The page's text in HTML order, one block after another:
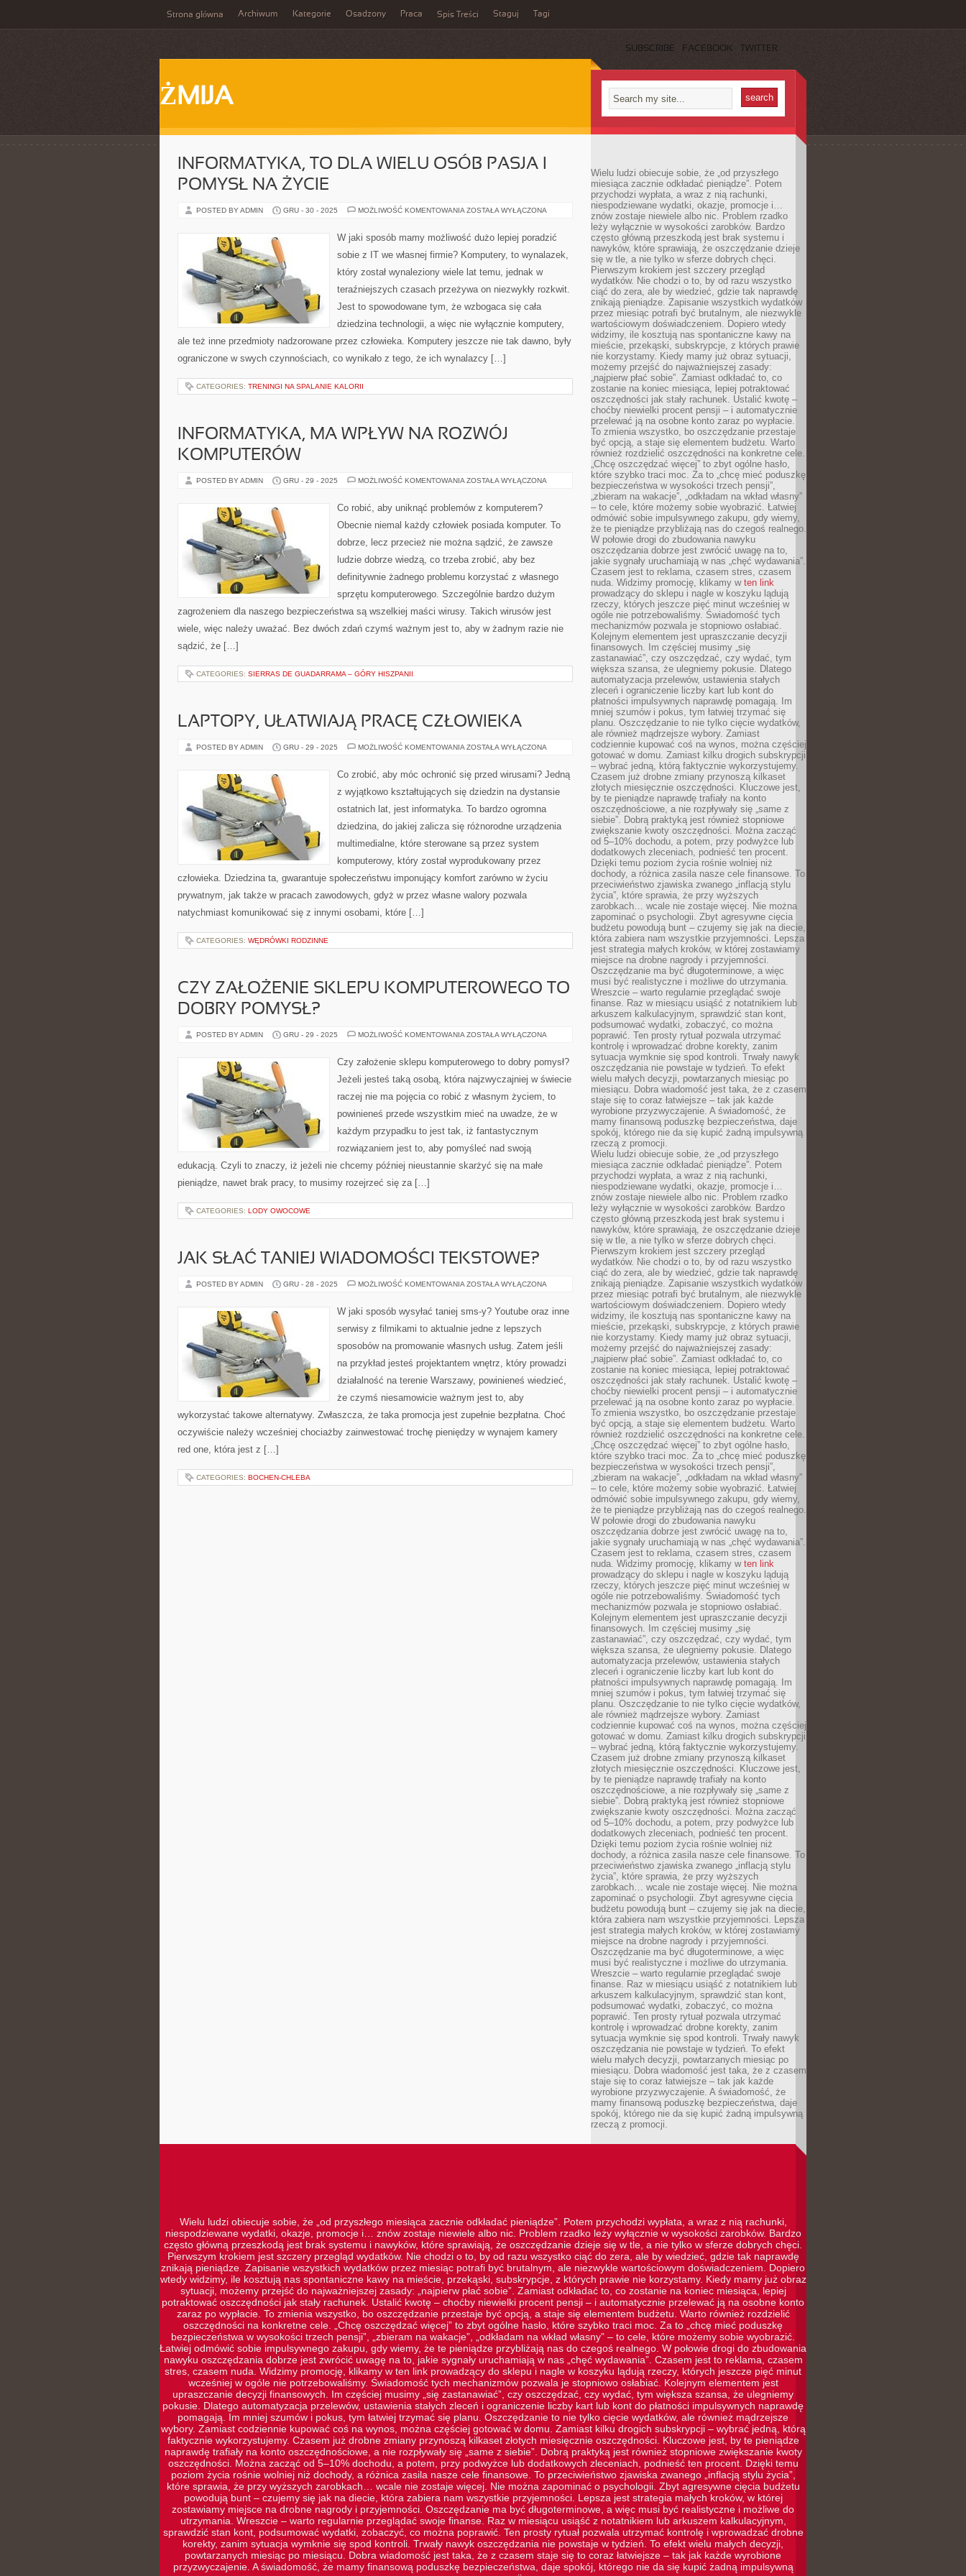
Strona główna Archiwum Kategorie Osadzony Praca Spis Treści Staguj Tagi
SUBSCRIBE FACEBOOK TWITTER
ŻMIJA
INFORMATYKA, TO DLA WIELU OSÓB PASJA I
POMYSŁ NA ŻYCIE
POSTED BY ADMIN GRU - 30 - 2025 MOŻLIWOŚĆ KOMENTOWANIA INFORMATYKA,
WIELU
OSÓB
I
NA
ZOSTAŁA WYŁĄCZONA
W jaki sposób mamy możliwość dużo lepiej poradzić
sobie z IT we własnej firmie? Komputery, to wynalazek,
który został wynaleziony wiele lat temu, jednak w
teraźniejszych czasach przeżywa on niezwykły rozkwit.
Jest to spowodowane tym, że wzbogaca się cała
dziedzina technologii, a więc nie wyłącznie komputery,
ale też inne przedmioty nadzorowane przez człowieka. Komputery jeszcze nie tak dawno, były
ograniczone w swych czynnościach, co wynikało z tego, że ich wynalazcy […]
CATEGORIES: TRENINGI NA SPALANIE KALORII
INFORMATYKA, MA WPŁYW NA ROZWÓJ
KOMPUTERÓW
POSTED BY ADMIN GRU - 29 - 2025 MOŻLIWOŚĆ KOMENTOWANIA INFORMATYKA,
NA
ROZWÓJ
ZOSTAŁA WYŁĄCZONA
Co robić, aby uniknąć problemów z komputerem?
Obecnie niemal każdy człowiek posiada komputer. To
dobrze, lecz przecież nie można sądzić, że zawsze
ludzie dobrze wiedzą, co trzeba zrobić, aby bez
definitywnie żadnego problemu korzystać z własnego
sprzętu komputerowego. Szczególnie bardzo dużym
zagrożeniem dla naszego bezpieczeństwa są wszelkiej maści wirusy. Takich wirusów jest
wiele, więc należy uważać. Bez dwóch zdań czymś ważnym jest to, aby w żadnym razie nie
sądzić, że […]
CATEGORIES: SIERRAS DE GUADARRAMA – GÓRY HISZPANII
LAPTOPY, UŁATWIAJĄ PRACĘ CZŁOWIEKA
POSTED BY ADMIN GRU - 29 - 2025 MOŻLIWOŚĆ KOMENTOWANIA LAPTOPY,
CZŁOWIEKA
ZOSTAŁA WYŁĄCZONA
Co zrobić, aby móc ochronić się przed wirusami? Jedną
z wyjątkowo kształtujących się dziedzin na dystansie
ostatnich lat, jest informatyka. To bardzo ogromna
dziedzina, do jakiej zalicza się różnorodne urządzenia
multimedialne, które sterowane są przez system
komputerowy, który został wyprodukowany przez
człowieka. Dziedzina ta, gwarantuje społeczeństwu imponujący komfort zarówno w życiu
prywatnym, jak także w pracach zawodowych, gdyż w przez własne walory pozwala
natychmiast komunikować się z innymi osobami, które […]
CATEGORIES: WĘDRÓWKI RODZINNE
CZY ZAŁOŻENIE SKLEPU KOMPUTEROWEGO TO
DOBRY POMYSŁ?
POSTED BY ADMIN GRU - 29 - 2025 MOŻLIWOŚĆ KOMENTOWANIA CZY
KOMPUTEROWEGO
TO
POMYSŁ?
ZOSTAŁA WYŁĄCZONA
Czy założenie sklepu komputerowego to dobry pomysł?
Jeżeli jesteś taką osobą, która najzwyczajniej w świecie
raczej nie ma pojęcia co robić z własnym życiem, to
powinieneś przede wszystkim mieć na uwadze, że w
każdym przypadku to jest tak, iż fantastycznym
rozwiązaniem jest to, aby pomyśleć nad swoją
edukacją. Czyli to znaczy, iż jeżeli nie chcemy później nieustannie skarżyć się na małe
pieniądze, nawet brak pracy, to musimy rozejrzeć się za […]
CATEGORIES: LODY OWOCOWE
JAK SŁAĆ TANIEJ WIADOMOŚCI TEKSTOWE?
POSTED BY ADMIN GRU - 28 - 2025 MOŻLIWOŚĆ KOMENTOWANIA JAK
WIADOMOŚCI
TEKSTOWE?
ZOSTAŁA WYŁĄCZONA
W jaki sposób wysyłać taniej sms-y? Youtube oraz inne
serwisy z filmikami to aktualnie jedne z lepszych
sposobów na promowanie własnych usług. Zatem jeśli
na przykład jesteś projektantem wnętrz, który prowadzi
działalność na terenie Warszawy, powinieneś wiedzieć,
że czymś niesamowicie ważnym jest to, aby
wykorzystać takowe alternatywy. Zwłaszcza, że taka promocja jest zupełnie bezpłatna. Choć
oczywiście należy wcześniej chociażby zainwestować trochę pieniędzy w wynajem kamery
red one, która jest z […]
CATEGORIES: BOCHEN-CHLEBA
Wielu ludzi obiecuje sobie, że „od przyszłego
miesiąca zacznie odkładać pieniądze”. Potem
przychodzi wypłata, a wraz z nią rachunki,
niespodziewane wydatki, okazje, promocje i…
znów zostaje niewiele albo nic. Problem rzadko
leży wyłącznie w wysokości zarobków. Bardzo
często główną przeszkodą jest brak systemu i
nawyków, które sprawiają, że oszczędzanie dzieje
się w tle, a nie tylko w sferze dobrych chęci.
Pierwszym krokiem jest szczery przegląd
wydatków. Nie chodzi o to, by od razu wszystko
ciąć do zera, ale by wiedzieć, gdzie tak naprawdę
znikają pieniądze. Zapisanie wszystkich wydatków
przez miesiąc potrafi być brutalnym, ale niezwykle
wartościowym doświadczeniem. Dopiero wtedy
widzimy, ile kosztują nas spontaniczne kawy na
mieście, przekąski, subskrypcje, z których prawie
nie korzystamy. Kiedy mamy już obraz sytuacji,
możemy przejść do najważniejszej zasady:
„najpierw płać sobie”. Zamiast odkładać to, co
zostanie na koniec miesiąca, lepiej potraktować
oszczędności jak stały rachunek. Ustalić kwotę –
choćby niewielki procent pensji – i automatycznie
przelewać ją na osobne konto zaraz po wypłacie.
To zmienia wszystko, bo oszczędzanie przestaje
być opcją, a staje się elementem budżetu. Warto
również rozdzielić oszczędności na konkretne cele.
„Chcę oszczędzać więcej” to zbyt ogólne hasło,
które szybko traci moc. Za to „chcę mieć poduszkę
bezpieczeństwa w wysokości trzech pensji”,
„zbieram na wakacje”, „odkładam na wkład własny”
– to cele, które możemy sobie wyobrazić. Łatwiej
odmówić sobie impulsywnego zakupu, gdy wiemy,
że te pieniądze przybliżają nas do czegoś realnego.
W połowie drogi do zbudowania nawyku
oszczędzania dobrze jest zwrócić uwagę na to,
jakie sygnały uruchamiają w nas „chęć wydawania”.
Czasem jest to reklama, czasem stres, czasem
nuda. Widzimy promocję, klikamy w ten link
prowadzący do sklepu i nagle w koszyku lądują
rzeczy, których jeszcze pięć minut wcześniej w
ogóle nie potrzebowaliśmy. Świadomość tych
mechanizmów pozwala je stopniowo osłabiać.
Kolejnym elementem jest upraszczanie decyzji
finansowych. Im częściej musimy „się
zastanawiać”, czy oszczędzać, czy wydać, tym
większa szansa, że ulegniemy pokusie. Dlatego
automatyzacja przelewów, ustawienia stałych
zleceń i ograniczenie liczby kart lub kont do
płatności impulsywnych naprawdę pomagają. Im
mniej szumów i pokus, tym łatwiej trzymać się
planu. Oszczędzanie to nie tylko cięcie wydatków,
ale również mądrzejsze wybory. Zamiast
codziennie kupować coś na wynos, można częściej
gotować w domu. Zamiast kilku drogich subskrypcji
– wybrać jedną, którą faktycznie wykorzystujemy.
Czasem już drobne zmiany przynoszą kilkaset
złotych miesięcznie oszczędności. Kluczowe jest,
by te pieniądze naprawdę trafiały na konto
oszczędnościowe, a nie rozpływały się „same z
siebie”. Dobrą praktyką jest również stopniowe
zwiększanie kwoty oszczędności. Można zacząć
od 5–10% dochodu, a potem, przy podwyżce lub
dodatkowych zleceniach, podnieść ten procent.
Dzięki temu poziom życia rośnie wolniej niż
dochody, a różnica zasila nasze cele finansowe. To
przeciwieństwo zjawiska zwanego „inflacją stylu
życia”, które sprawia, że przy wyższych
zarobkach… wcale nie zostaje więcej. Nie można
zapominać o psychologii. Zbyt agresywne cięcia
budżetu powodują bunt – czujemy się jak na diecie,
która zabiera nam wszystkie przyjemności. Lepsza
jest strategia małych kroków, w której zostawiamy
miejsce na drobne nagrody i przyjemności.
Oszczędzanie ma być długoterminowe, a więc
musi być realistyczne i możliwe do utrzymania.
Wreszcie – warto regularnie przeglądać swoje
finanse. Raz w miesiącu usiąść z notatnikiem lub
arkuszem kalkulacyjnym, sprawdzić stan kont,
podsumować wydatki, zobaczyć, co można
poprawić. Ten prosty rytuał pozwala utrzymać
kontrolę i wprowadzać drobne korekty, zanim
sytuacja wymknie się spod kontroli. Trwały nawyk
oszczędzania nie powstaje w tydzień. To efekt
wielu małych decyzji, powtarzanych miesiąc po
miesiącu. Dobra wiadomość jest taka, że z czasem
staje się to coraz łatwiejsze – tak jak każde
wyrobione przyzwyczajenie. A świadomość, że
mamy finansową poduszkę bezpieczeństwa, daje
spokój, którego nie da się kupić żadną impulsywną
rzeczą z promocji.
Wielu ludzi obiecuje sobie, że „od przyszłego
miesiąca zacznie odkładać pieniądze”. Potem
przychodzi wypłata, a wraz z nią rachunki,
niespodziewane wydatki, okazje, promocje i…
znów zostaje niewiele albo nic. Problem rzadko
leży wyłącznie w wysokości zarobków. Bardzo
często główną przeszkodą jest brak systemu i
nawyków, które sprawiają, że oszczędzanie dzieje
się w tle, a nie tylko w sferze dobrych chęci.
Pierwszym krokiem jest szczery przegląd
wydatków. Nie chodzi o to, by od razu wszystko
ciąć do zera, ale by wiedzieć, gdzie tak naprawdę
znikają pieniądze. Zapisanie wszystkich wydatków
przez miesiąc potrafi być brutalnym, ale niezwykle
wartościowym doświadczeniem. Dopiero wtedy
widzimy, ile kosztują nas spontaniczne kawy na
mieście, przekąski, subskrypcje, z których prawie
nie korzystamy. Kiedy mamy już obraz sytuacji,
możemy przejść do najważniejszej zasady:
„najpierw płać sobie”. Zamiast odkładać to, co
zostanie na koniec miesiąca, lepiej potraktować
oszczędności jak stały rachunek. Ustalić kwotę –
choćby niewielki procent pensji – i automatycznie
przelewać ją na osobne konto zaraz po wypłacie.
To zmienia wszystko, bo oszczędzanie przestaje
być opcją, a staje się elementem budżetu. Warto
również rozdzielić oszczędności na konkretne cele.
„Chcę oszczędzać więcej” to zbyt ogólne hasło,
które szybko traci moc. Za to „chcę mieć poduszkę
bezpieczeństwa w wysokości trzech pensji”,
„zbieram na wakacje”, „odkładam na wkład własny”
– to cele, które możemy sobie wyobrazić. Łatwiej
odmówić sobie impulsywnego zakupu, gdy wiemy,
że te pieniądze przybliżają nas do czegoś realnego.
W połowie drogi do zbudowania nawyku
oszczędzania dobrze jest zwrócić uwagę na to,
jakie sygnały uruchamiają w nas „chęć wydawania”.
Czasem jest to reklama, czasem stres, czasem
nuda. Widzimy promocję, klikamy w ten link
prowadzący do sklepu i nagle w koszyku lądują
rzeczy, których jeszcze pięć minut wcześniej w
ogóle nie potrzebowaliśmy. Świadomość tych
mechanizmów pozwala je stopniowo osłabiać.
Kolejnym elementem jest upraszczanie decyzji
finansowych. Im częściej musimy „się
zastanawiać”, czy oszczędzać, czy wydać, tym
większa szansa, że ulegniemy pokusie. Dlatego
automatyzacja przelewów, ustawienia stałych
zleceń i ograniczenie liczby kart lub kont do
płatności impulsywnych naprawdę pomagają. Im
mniej szumów i pokus, tym łatwiej trzymać się
planu. Oszczędzanie to nie tylko cięcie wydatków,
ale również mądrzejsze wybory. Zamiast
codziennie kupować coś na wynos, można częściej
gotować w domu. Zamiast kilku drogich subskrypcji
– wybrać jedną, którą faktycznie wykorzystujemy.
Czasem już drobne zmiany przynoszą kilkaset
złotych miesięcznie oszczędności. Kluczowe jest,
by te pieniądze naprawdę trafiały na konto
oszczędnościowe, a nie rozpływały się „same z
siebie”. Dobrą praktyką jest również stopniowe
zwiększanie kwoty oszczędności. Można zacząć
od 5–10% dochodu, a potem, przy podwyżce lub
dodatkowych zleceniach, podnieść ten procent.
Dzięki temu poziom życia rośnie wolniej niż
dochody, a różnica zasila nasze cele finansowe. To
przeciwieństwo zjawiska zwanego „inflacją stylu
życia”, które sprawia, że przy wyższych
zarobkach… wcale nie zostaje więcej. Nie można
zapominać o psychologii. Zbyt agresywne cięcia
budżetu powodują bunt – czujemy się jak na diecie,
która zabiera nam wszystkie przyjemności. Lepsza
jest strategia małych kroków, w której zostawiamy
miejsce na drobne nagrody i przyjemności.
Oszczędzanie ma być długoterminowe, a więc
musi być realistyczne i możliwe do utrzymania.
Wreszcie – warto regularnie przeglądać swoje
finanse. Raz w miesiącu usiąść z notatnikiem lub
arkuszem kalkulacyjnym, sprawdzić stan kont,
podsumować wydatki, zobaczyć, co można
poprawić. Ten prosty rytuał pozwala utrzymać
kontrolę i wprowadzać drobne korekty, zanim
sytuacja wymknie się spod kontroli. Trwały nawyk
oszczędzania nie powstaje w tydzień. To efekt
wielu małych decyzji, powtarzanych miesiąc po
miesiącu. Dobra wiadomość jest taka, że z czasem
staje się to coraz łatwiejsze – tak jak każde
wyrobione przyzwyczajenie. A świadomość, że
mamy finansową poduszkę bezpieczeństwa, daje
spokój, którego nie da się kupić żadną impulsywną
rzeczą z promocji.
Wielu ludzi obiecuje sobie, że „od przyszłego miesiąca zacznie odkładać pieniądze”. Potem przychodzi wypłata, a wraz z nią rachunki,
niespodziewane wydatki, okazje, promocje i… znów zostaje niewiele albo nic. Problem rzadko leży wyłącznie w wysokości zarobków. Bardzo
często główną przeszkodą jest brak systemu i nawyków, które sprawiają, że oszczędzanie dzieje się w tle, a nie tylko w sferze dobrych chęci.
Pierwszym krokiem jest szczery przegląd wydatków. Nie chodzi o to, by od razu wszystko ciąć do zera, ale by wiedzieć, gdzie tak naprawdę
znikają pieniądze. Zapisanie wszystkich wydatków przez miesiąc potrafi być brutalnym, ale niezwykle wartościowym doświadczeniem. Dopiero
wtedy widzimy, ile kosztują nas spontaniczne kawy na mieście, przekąski, subskrypcje, z których prawie nie korzystamy. Kiedy mamy już obraz
sytuacji, możemy przejść do najważniejszej zasady: „najpierw płać sobie”. Zamiast odkładać to, co zostanie na koniec miesiąca, lepiej
potraktować oszczędności jak stały rachunek. Ustalić kwotę – choćby niewielki procent pensji – i automatycznie przelewać ją na osobne konto
zaraz po wypłacie. To zmienia wszystko, bo oszczędzanie przestaje być opcją, a staje się elementem budżetu. Warto również rozdzielić
oszczędności na konkretne cele. „Chcę oszczędzać więcej” to zbyt ogólne hasło, które szybko traci moc. Za to „chcę mieć poduszkę
bezpieczeństwa w wysokości trzech pensji”, „zbieram na wakacje”, „odkładam na wkład własny” – to cele, które możemy sobie wyobrazić.
Łatwiej odmówić sobie impulsywnego zakupu, gdy wiemy, że te pieniądze przybliżają nas do czegoś realnego. W połowie drogi do zbudowania
nawyku oszczędzania dobrze jest zwrócić uwagę na to, jakie sygnały uruchamiają w nas „chęć wydawania”. Czasem jest to reklama, czasem
stres, czasem nuda. Widzimy promocję, klikamy w ten link prowadzący do sklepu i nagle w koszyku lądują rzeczy, których jeszcze pięć minut
wcześniej w ogóle nie potrzebowaliśmy. Świadomość tych mechanizmów pozwala je stopniowo osłabiać. Kolejnym elementem jest
upraszczanie decyzji finansowych. Im częściej musimy „się zastanawiać”, czy oszczędzać, czy wydać, tym większa szansa, że ulegniemy
pokusie. Dlatego automatyzacja przelewów, ustawienia stałych zleceń i ograniczenie liczby kart lub kont do płatności impulsywnych naprawdę
pomagają. Im mniej szumów i pokus, tym łatwiej trzymać się planu. Oszczędzanie to nie tylko cięcie wydatków, ale również mądrzejsze
wybory. Zamiast codziennie kupować coś na wynos, można częściej gotować w domu. Zamiast kilku drogich subskrypcji – wybrać jedną, którą
faktycznie wykorzystujemy. Czasem już drobne zmiany przynoszą kilkaset złotych miesięcznie oszczędności. Kluczowe jest, by te pieniądze
naprawdę trafiały na konto oszczędnościowe, a nie rozpływały się „same z siebie”. Dobrą praktyką jest również stopniowe zwiększanie kwoty
oszczędności. Można zacząć od 5–10% dochodu, a potem, przy podwyżce lub dodatkowych zleceniach, podnieść ten procent. Dzięki temu
poziom życia rośnie wolniej niż dochody, a różnica zasila nasze cele finansowe. To przeciwieństwo zjawiska zwanego „inflacją stylu życia”,
które sprawia, że przy wyższych zarobkach… wcale nie zostaje więcej. Nie można zapominać o psychologii. Zbyt agresywne cięcia budżetu
powodują bunt – czujemy się jak na diecie, która zabiera nam wszystkie przyjemności. Lepsza jest strategia małych kroków, w której
zostawiamy miejsce na drobne nagrody i przyjemności. Oszczędzanie ma być długoterminowe, a więc musi być realistyczne i możliwe do
utrzymania. Wreszcie – warto regularnie przeglądać swoje finanse. Raz w miesiącu usiąść z notatnikiem lub arkuszem kalkulacyjnym,
sprawdzić stan kont, podsumować wydatki, zobaczyć, co można poprawić. Ten prosty rytuał pozwala utrzymać kontrolę i wprowadzać drobne
korekty, zanim sytuacja wymknie się spod kontroli. Trwały nawyk oszczędzania nie powstaje w tydzień. To efekt wielu małych decyzji,
powtarzanych miesiąc po miesiącu. Dobra wiadomość jest taka, że z czasem staje się to coraz łatwiejsze – tak jak każde wyrobione
przyzwyczajenie. A świadomość, że mamy finansową poduszkę bezpieczeństwa, daje spokój, którego nie da się kupić żadną impulsywną